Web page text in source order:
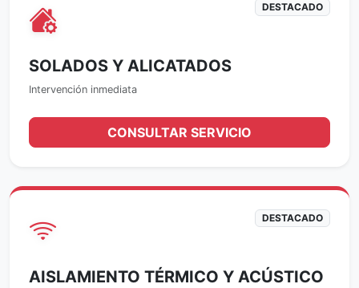
DESTACADO
SOLADOS Y ALICATADOS
Intervención inmediata
CONSULTAR SERVICIO
DESTACADO
AISLAMIENTO TÉRMICO Y ACÚSTICO